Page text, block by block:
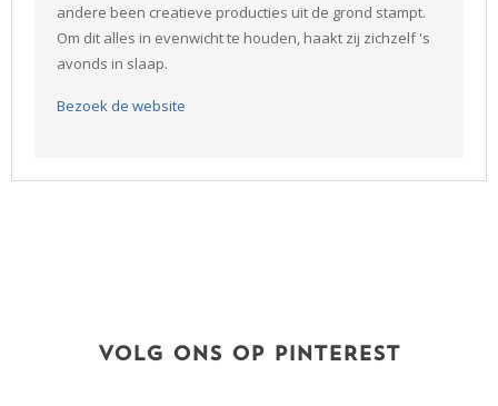
andere been creatieve producties uit de grond stampt.
Om dit alles in evenwicht te houden, haakt zij zichzelf 's
avonds in slaap.
Bezoek de website
VOLG ONS OP PINTEREST